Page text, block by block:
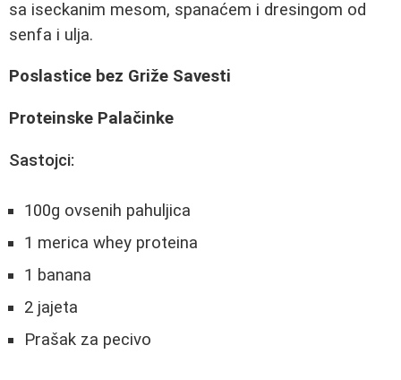
sa iseckanim mesom, spanaćem i dresingom od
senfa i ulja.
Poslastice bez Griže Savesti
Proteinske Palačinke
Sastojci:
100g ovsenih pahuljica
1 merica whey proteina
1 banana
2 jajeta
Prašak za pecivo